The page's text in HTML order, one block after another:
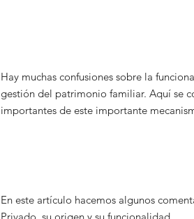
Hay muchas confusiones sobre la
gestión del patrimonio familiar. Aquí se
importantes de este importante
En este artículo hacemos algunos